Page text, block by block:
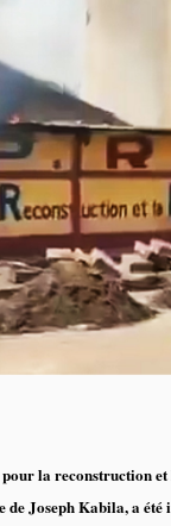
la reconstruction
Joseph Kabila, a été